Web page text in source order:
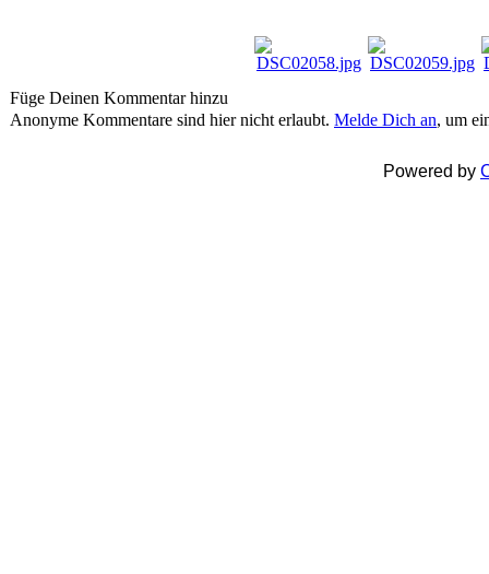
Füge Deinen Kommentar hinzu
Anonyme Kommentare sind hier nicht erlaubt. Melde Dich an, um
Powered by